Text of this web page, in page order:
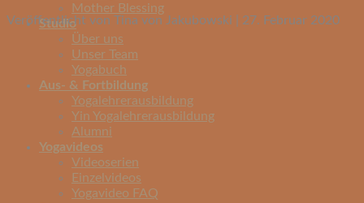
Mother Blessing
Studio
Über uns
Unser Team
Yogabuch
Aus- & Fortbildung
Yogalehrerausbildung
Yin Yogalehrerausbildung
Alumni
Yogavideos
Videoserien
Einzelvideos
Yogavideo FAQ
Veröffentlicht von Tina von Jakubowski | 27. Februar 2020